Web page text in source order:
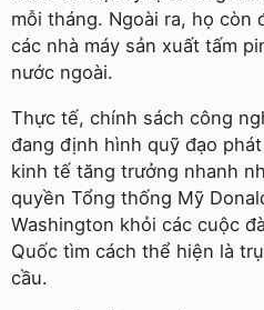
mỗi tháng. Ngoài ra, họ còn
các nhà máy sản xuất tấm
nước ngoài.
Thực tế, chính sách công
đang định hình quỹ đạo
kinh tế tăng trưởng nhanh
quyền Tổng thống Mỹ
Washington khỏi các cuộc
Quốc tìm cách thể hiện là
cầu.